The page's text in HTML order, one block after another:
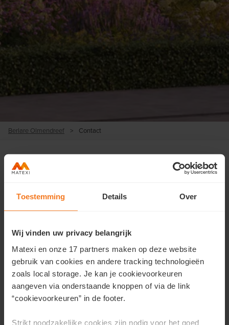
Toestemming Details Over
Wij vinden uw privacy belangrijk
Matexi en onze 17 partners maken op deze website
gebruik van cookies en andere tracking technologieën
zoals local storage. Je kan je cookievoorkeuren
aangeven via onderstaande knoppen of via de link
“cookievoorkeuren” in de footer.
Strikt noodzakelijke cookies zijn nodig voor het goed
Berlare Olmendreef > Contact
Contacteer ons
Wil je meer informatie over dit project of wens je een
Vul hier je gegevens in en we contacteren je zo snel
mogelijk.
Voornaam*